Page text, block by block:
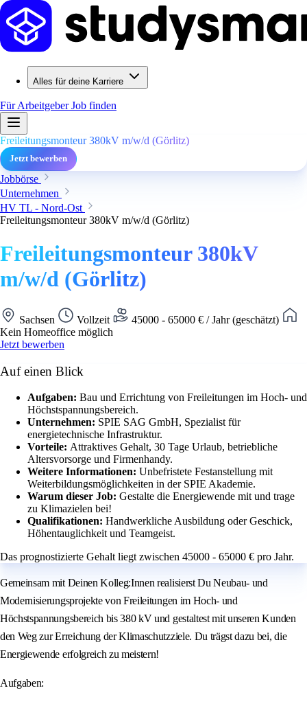
Alles für deine Karriere
Für ArbeitgeberJob finden
Freileitungsmonteur 380kV m/w/d (Görlitz)
Jetzt bewerben
Jobbörse
Unternehmen
HV TL - Nord-Ost
Freileitungsmonteur 380kV m/w/d (Görlitz)
Freileitungsmonteur 380kV
m/w/d (Görlitz)
Sachsen Vollzeit
45000 - 65000 € / Jahr (geschätzt)
Kein Homeoffice möglich
Jetzt bewerben
Auf einen Blick
Aufgaben: Bau und Errichtung von Freileitungen im Hoch- und
Höchstspannungsbereich.
Unternehmen: SPIE SAG GmbH, Spezialist für
energietechnische Infrastruktur.
Vorteile: Attraktives Gehalt, 30 Tage Urlaub, betriebliche
Altersvorsorge und Firmenhandy.
Weitere Informationen: Unbefristete Festanstellung mit
Weiterbildungsmöglichkeiten in der SPIE Akademie.
Warum dieser Job: Gestalte die Energiewende mit und trage
zu Klimazielen bei!
Qualifikationen: Handwerkliche Ausbildung oder Geschick,
Höhentauglichkeit und Teamgeist.
Das prognostizierte Gehalt liegt zwischen 45000 - 65000 € pro Jahr.
Gemeinsam mit Deinen Kolleg:Innen realisierst Du Neubau- und
Modernisierungsprojekte von Freileitungen im Hoch- und
Höchstspannungsbereich bis 380 kV und gestaltest mit unseren Kunden
den Weg zur Erreichung der Klimaschutzziele. Du trägst dazu bei, die
Energiewende erfolgreich zu meistern!
Aufgaben: